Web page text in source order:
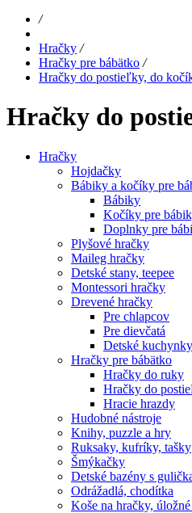
/
Hračky /
Hračky pre bábätko /
Hračky do postieľky, do
Hračky do
Hračky
Hojdačky
Bábiky a kočíky pre
Bábiky
Kočíky pre
Doplnky pre
Plyšové hračky
Maileg hračky
Detské stany, teepee
Montessori hračky
Drevené hračky
Pre chlapcov
Pre dievčatá
Detské
Hračky pre bábätko
Hračky do ruky
Hračky do
Hracie hrazdy
Hudobné nástroje
Knihy, puzzle a hry
Ruksaky, kufríky, tašky
Šmýkačky
Detské bazény s
Odrážadlá, chodítka
Koše na hračky,